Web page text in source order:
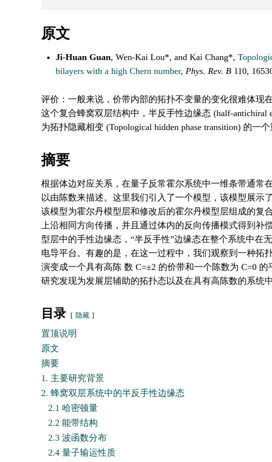
原文
Ji-Huan Guan, Wen-Kai Lou*, and Kai Chang*,
bilayers with a high Chern number, Phys. Rev. B110,
评价：一般来说，价带内部的拓扑不变量的变化很难体现
这个复合蜂窝双层结构中，半反手性边缘态 (half-antichiral
为拓扑隐藏相变 (Topological hidden phase transition) 的一
摘要
根据体边对应关系，在量子反常霍尔系统中一维条带通常
以由陈数来描述。这里我们引入了一个模型，该模型展示
该模型为霍尔丹模型层和修改后的霍尔丹模型层组成的复
上沿相同方向传播，并且通过体内的反向传播模式得到补
型层中的手性边缘态，“半反手性”边缘态在整个系统中在
电导平台。有趣的是，在这一过程中，我们观察到一种拓
演变成一个具有高陈 数 C=±2 的价带和一个陈数为 C=0
研究发现为发展层辅助的拓扑态以及在具有高陈数的系统
目录 隐藏
置顶说明
原文
摘要
1. 主要研究背景
2. 蜂窝双层系统中的半反手性边缘态
2.1 哈密顿量
2.2 能带结构
2.3 波函数分布
2.4 量子输运性质